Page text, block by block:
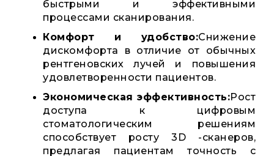
быстрыми и эффективными
процессами сканирования.
Комфорт и удобство:Снижение
дискомфорта в отличие от обычных
рентгеновских лучей и повышения
удовлетворенности пациентов.
Экономическая эффективность:Рост
доступа к цифровым
стоматологическим решениям
способствует росту 3D -сканеров,
предлагая пациентам точность с